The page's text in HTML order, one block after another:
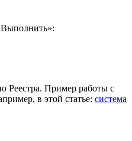
Реестра. Пример работы с
в этой статье: система